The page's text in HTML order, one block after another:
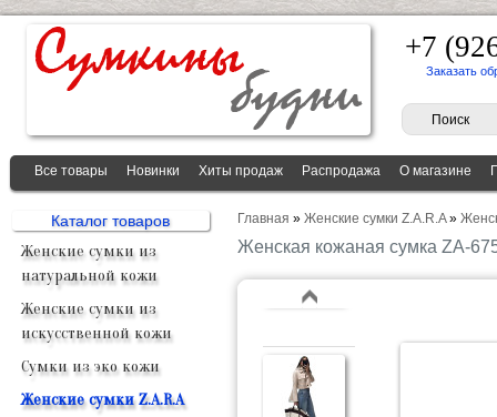
+7
Заказать
Все товары Новинки Хиты продаж Распродажа О магазине
Каталог товаров
Женские сумки из
натуральной кожи
Женские сумки из
искусственной кожи
Сумки из эко кожи
Женские сумки Z.A.R.A
Главная » Женские сумки Z.A.R.A»
Женская кожаная сумка ZA-